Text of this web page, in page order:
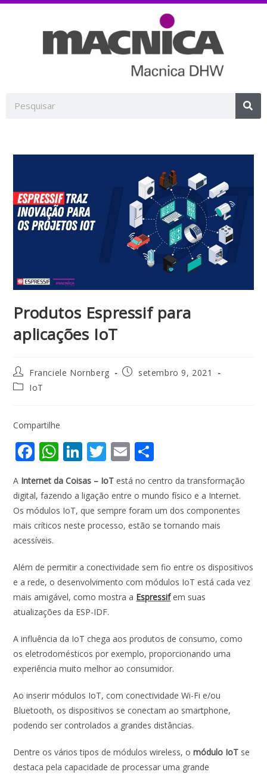
Produtos Espressif para
aplicações IoT
Franciele Nornberg
setembro 9, 2021
IoT
Compartilhe
F
ac
e
b
o
o
k
W
h
at
s
A
p
Li
k
e
dI
T
w
itt
er
E
m
ai
l
ar
e
A Internet da Coisas – IoT está no centro da transformação
digital, fazendo a ligação entre o mundo físico e a Internet.
Os módulos IoT, que sempre foram um dos componentes
mais críticos neste processo, estão se tornando mais
acessíveis.
Além de permitir a conectividade sem fio entre os dispositivos
e a rede, o desenvolvimento com módulos IoT está cada vez
mais amigável, como mostra a Espressifem suas
atualizações da ESP-IDF.
A influência da IoT chega aos produtos de consumo, como
os eletrodomésticos por exemplo, proporcionando uma
experiência muito melhor ao consumidor.
Ao inserir módulos IoT, com conectividade Wi-Fi e/ou
Bluetooth, os dispositivos se conectam ao smartphone,
podendo ser controlados a grandes distâncias.
Dentre os vários tipos de módulos wireless, omódulo IoT se
destaca pela capacidade de processar uma grande